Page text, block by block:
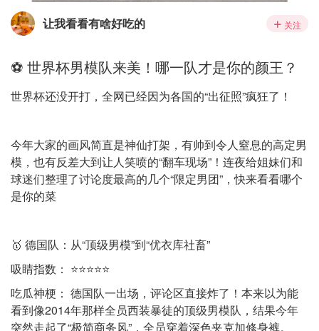
让我看看有啥好吃的 关注
⚽️ 世界杯男模队来美！哪一队才是你的颜王？
世界杯还没开打，全网已经因为各国的“出征照”疯狂了！
今年大家的画风简直是神仙打架，有帅到令人窒息的高定男
模，也有反差大到让人笑喷的“翻车现场”！连夜给姐妹们和
球迷们整理了讨论度最高的几个“限定男团”，快来看看哪个
是你的菜
🥇 德国队：从“顶级男模”到“优衣库社畜”
吸睛指数： ⭐⭐⭐⭐⭐
吃瓜神梗： 德国队一出场，评论区直接炸了！本来以为能
看到像2014年那样全员西装暴徒的顶级男模队，结果今年
突然走起了“极简商务风”，全员穿着深色夹克加修身裤。